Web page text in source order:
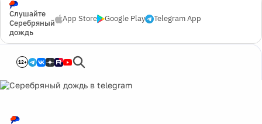
Слушайте
Серебряный
дождь
App Store Google Play Telegram App
12+